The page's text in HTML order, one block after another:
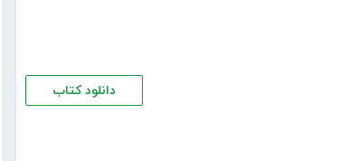
دانلود کتاب